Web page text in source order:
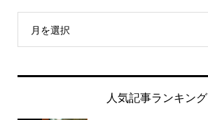
月を選択
人気記事ランキング